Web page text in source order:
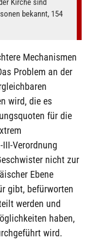
Kirche sind
bekannt, 154
Mechanismen
Problem an der
wird, die es
für die
Verordnung
nicht zur
Ebene
gibt, befürworten
werden und
haben,
wird.